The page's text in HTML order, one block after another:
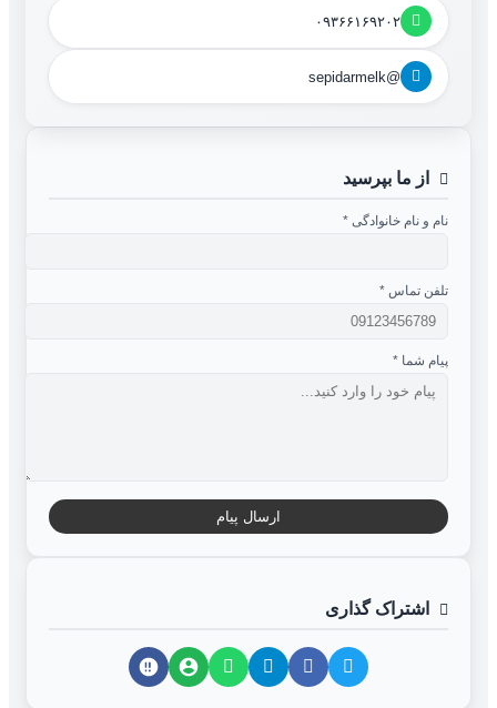
۰۹۳۶۶۱۶۹۲۰۲
@sepidarmelk
از ما بپرسید
نام و نام خانوادگی *
تلفن تماس *
پیام شما *
ارسال پیام
اشتراک گذاری